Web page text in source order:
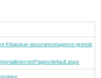
banque-assurance/agence-grenob
Pages/default.aspx